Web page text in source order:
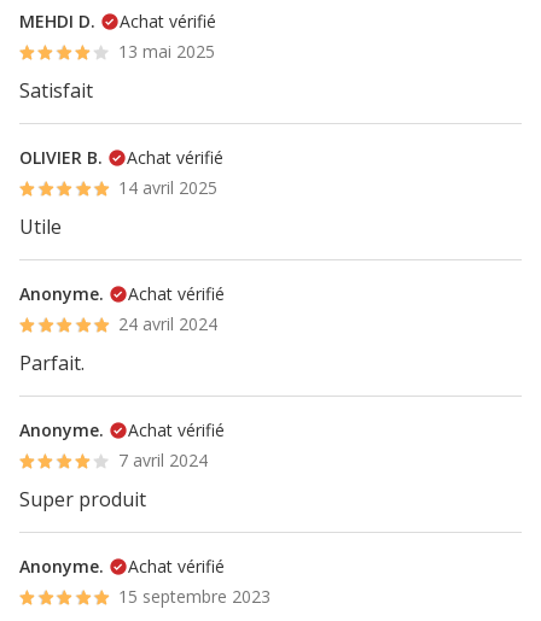
MEHDI D.
Achat vérifié
13 mai 2025
Satisfait
OLIVIER B.
Achat vérifié
14 avril 2025
Utile
Anonyme.
Achat vérifié
24 avril 2024
Parfait.
Anonyme.
Achat vérifié
7 avril 2024
Super produit
Anonyme.
Achat vérifié
15 septembre 2023